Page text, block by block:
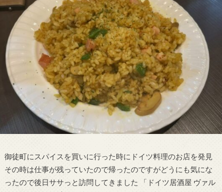
御徒町にスパイスを買いに行った時にドイツ料理のお店を発見
その時は仕事が残っていたので帰ったのですがどうにも気にな
ったので後日ササっと訪問してきました 「ドイツ居酒屋 ヴァル